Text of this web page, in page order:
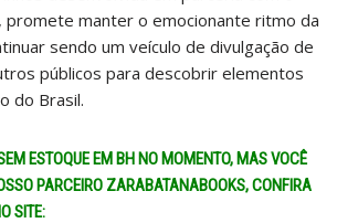
manter o emocionante ritmo da
sendo um veículo de divulgação de
públicos para descobrir elementos
do Brasil.
ESTOQUE EM BH NO MOMENTO, MAS VOCÊ
PARCEIRO ZARABATANABOOKS, CONFIRA
SITE: